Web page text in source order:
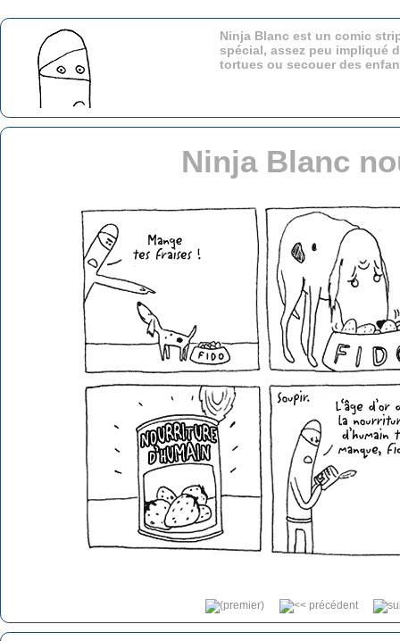
Ninja Blanc est un comic
spécial, assez peu impliqué
tortues ou secouer des
Ninja Blanc